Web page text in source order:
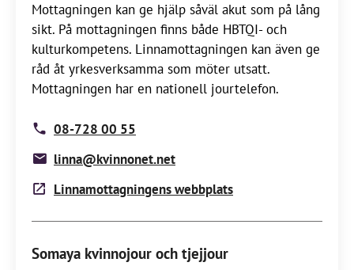
Mottagningen kan ge hjälp såväl akut som på lång
sikt. På mottagningen finns både HBTQI- och
kulturkompetens. Linnamottagningen kan även ge
råd åt yrkesverksamma som möter utsatt.
Mottagningen har en nationell jourtelefon.
08-728 00 55
linna@kvinnonet.net
Linnamottagningens webbplats
Somaya kvinnojour och tjejjour